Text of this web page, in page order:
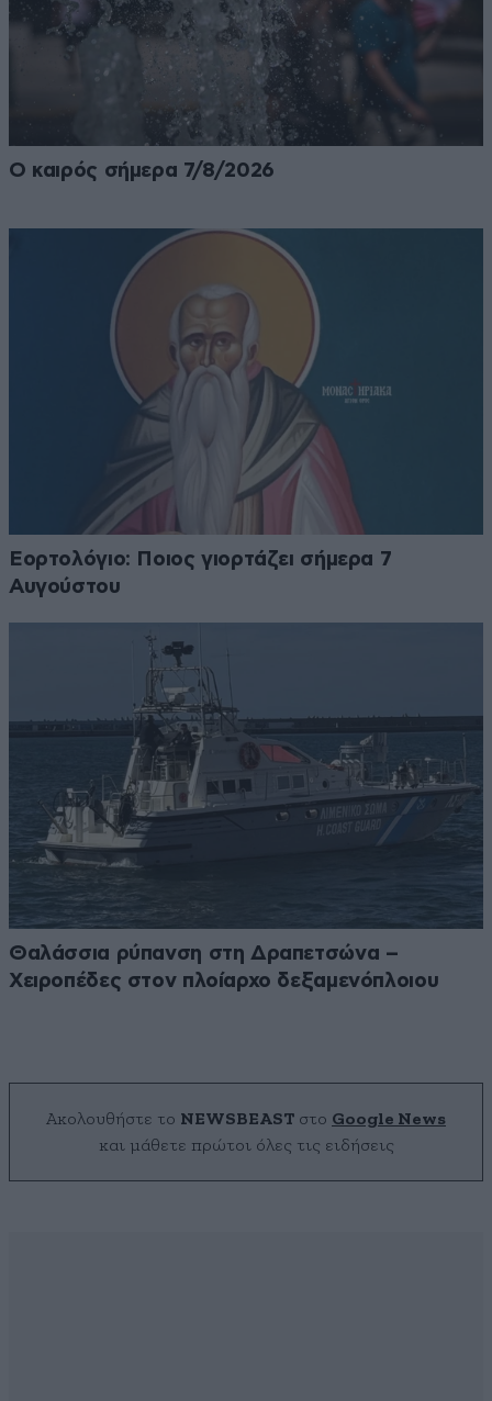
Ο καιρός σήμερα 7/8/2026
Εορτολόγιο: Ποιος γιορτάζει σήμερα 7
Αυγούστου
Θαλάσσια ρύπανση στη Δραπετσώνα –
Χειροπέδες στον πλοίαρχο δεξαμενόπλοιου
Ακολουθήστε το NEWSBEAST στο Google News
και μάθετε πρώτοι όλες τις ειδήσεις